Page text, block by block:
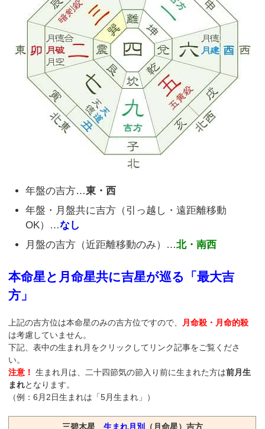
年盤の吉方…東・西
年盤・月盤共に吉方（引っ越し・遠距離移動
OK）…なし
月盤の吉方（近距離移動のみ）…北・南西
本命星と月命星共に吉星が巡る「最大吉
方」
上記の吉方位は本命星のみの吉方位ですので、
月命殺・月命的殺
は考慮していません。
下記、表中の生まれ月をクリックしてリンク記事をご覧くださ
い。
注意！ 生まれ月は、二十四節気の節入り前に生まれた方は前月生
まれとなります。
（例：6月2日生まれは「5月生まれ」）
三碧木星 生まれ月別 （月命星）吉方